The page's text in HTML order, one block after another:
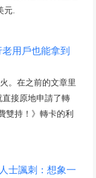
元.
用戶也能拿到
。在之前的文章里
接原地申請了轉
雙持！》轉卡的利
士諷刺：想象一